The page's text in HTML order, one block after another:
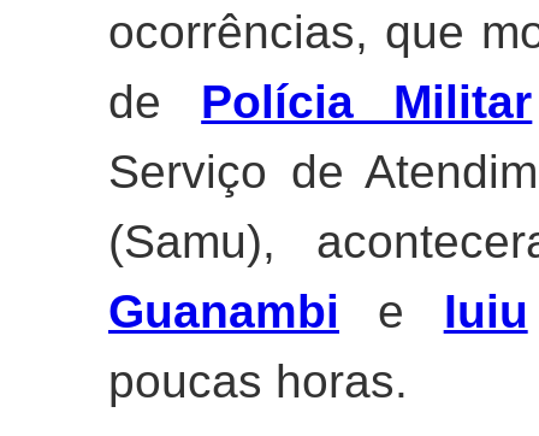
ocorrências, que
de Polícia Militar
Serviço de
(Samu),
Guanambi e Iuiu
poucas horas.